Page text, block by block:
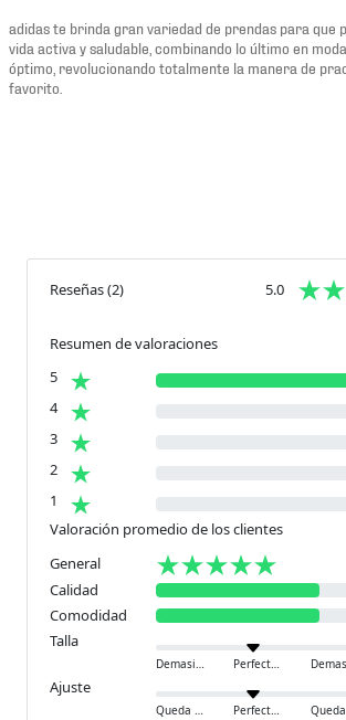
adidas te brinda gran variedad de prendas para que
vida activa y saludable, combinando lo último en
óptimo, revolucionando totalmente la manera de
favorito.
Reseñas(2) 5.0
Resumen de valoraciones
5
4
3
2
1
Valoración promedio de los clientes
General
Calidad
Comodidad
Talla
Demasiado pequeño Perfecto
Ajuste
Queda ajustado Perfecto